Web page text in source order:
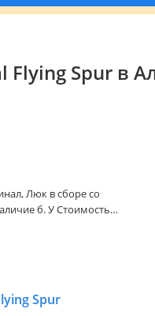
Flying Spur в
Люк в сборе со
б. У Стоимость
Spur